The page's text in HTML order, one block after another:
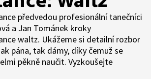
předvedou profesionální tanečníci
a Jan Tománek kroky
waltz. Ukážeme si detailní rozbor
pána, tak dámy, díky čemuž se
pěkně naučit. Vyzkoušejte